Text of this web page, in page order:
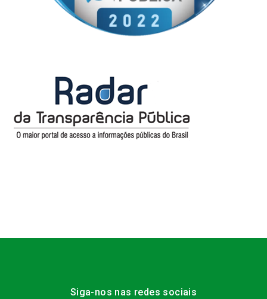
Siga-nos nas redes sociais